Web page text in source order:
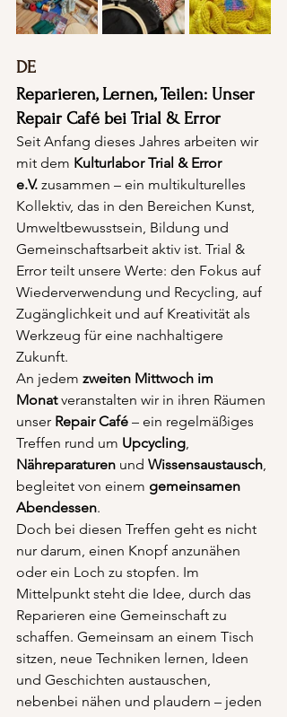
DE
Reparieren, Lernen, Teilen: Unser
Repair Café bei Trial & Error
Seit Anfang dieses Jahres arbeiten wir
mit dem Kulturlabor Trial & Error
e.V. zusammen – ein multikulturelles
Kollektiv, das in den Bereichen Kunst,
Umweltbewusstsein, Bildung und
Gemeinschaftsarbeit aktiv ist. Trial &
Error teilt unsere Werte: den Fokus auf
Wiederverwendung und Recycling, auf
Zugänglichkeit und auf Kreativität als
Werkzeug für eine nachhaltigere
Zukunft.
An jedem zweiten Mittwoch im
Monat veranstalten wir in ihren Räumen
unser Repair Café – ein regelmäßiges
Treffen rund um Upcycling,
Nähreparaturen und Wissensaustausch,
begleitet von einem gemeinsamen
Abendessen.
Doch bei diesen Treffen geht es nicht
nur darum, einen Knopf anzunähen
oder ein Loch zu stopfen. Im
Mittelpunkt steht die Idee, durch das
Reparieren eine Gemeinschaft zu
schaffen. Gemeinsam an einem Tisch
sitzen, neue Techniken lernen, Ideen
und Geschichten austauschen,
nebenbei nähen und plaudern – jeden